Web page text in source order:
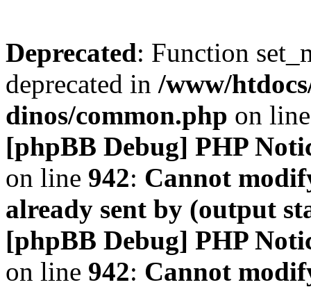
Deprecated: Function
deprecated in /www/
dinos/common.php on
[phpBB Debug] PHP
on line 942: Cannot
already sent by (output
[phpBB Debug] PHP
on line 942: Cannot